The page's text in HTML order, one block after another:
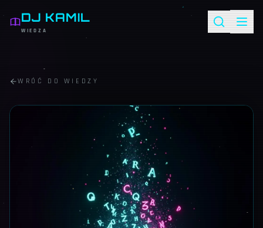
DJ KAMIL
WIEDZA
WRÓĆ DO WIEDZY